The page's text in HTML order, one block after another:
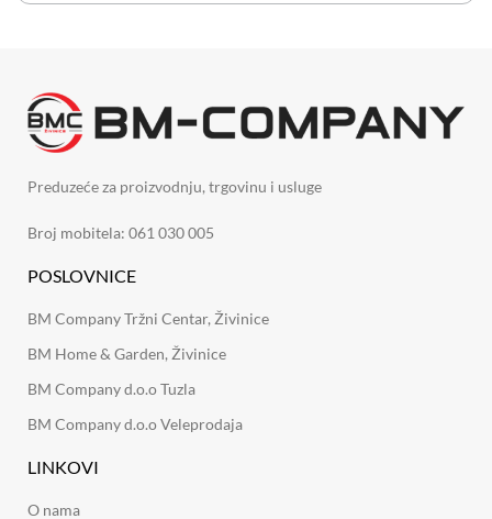
Preduzeće za proizvodnju, trgovinu i usluge
Broj mobitela: 061 030 005
POSLOVNICE
BM Company Tržni Centar, Živinice
BM Home & Garden, Živinice
BM Company d.o.o Tuzla
BM Company d.o.o Veleprodaja
LINKOVI
O nama